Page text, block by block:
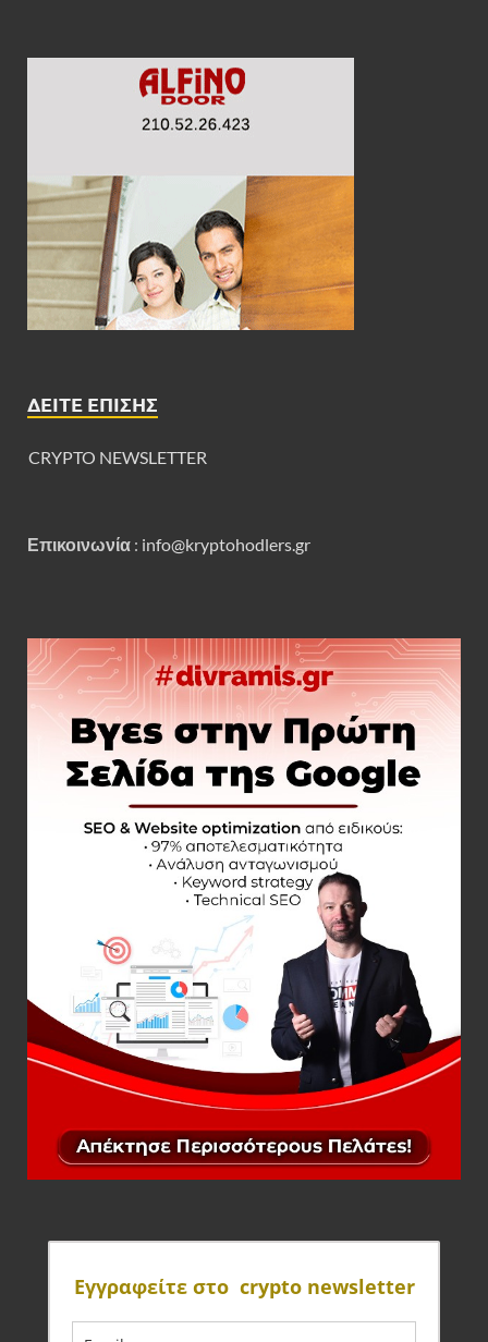
ΔΕΊΤΕ ΕΠΊΣΗΣ
CRYPTO NEWSLETTER
Επικοινωνία : info@kryptohodlers.gr
Eγγραφείτε στο crypto newsletter